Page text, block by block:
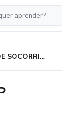
CURSO DE SOCORRISTA GTA RP